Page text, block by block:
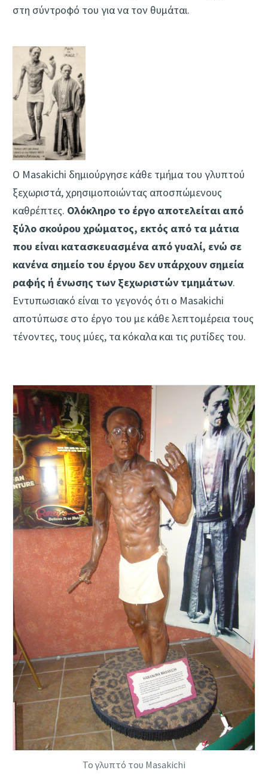
στη σύντροφό του για να τον θυμάται.
Ο Masakichi δημιούργησε κάθε τμήμα του γλυπτού
ξεχωριστά, χρησιμοποιώντας αποσπώμενους
καθρέπτες. Ολόκληρο το έργο αποτελείται από
ξύλο σκούρου χρώματος, εκτός από τα μάτια
που είναι κατασκευασμένα από γυαλί, ενώ σε
κανένα σημείο του έργου δεν υπάρχουν σημεία
ραφής ή ένωσης των ξεχωριστών τμημάτων.
Εντυπωσιακό είναι το γεγονός ότι ο Masakichi
αποτύπωσε στο έργο του με κάθε λεπτομέρεια τους
τένοντες, τους μύες, τα κόκαλα και τις ρυτίδες του.
Το γλυπτό του Masakichi